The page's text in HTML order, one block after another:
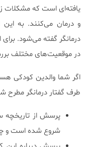
یافته‌ای است که مشکلات
و درمان می‌کنند. به این
درمانگر گفته می‌شود. برای
در موقعیت‌های مختلف
اگر شما والدین کودکی
طرف گفتار درمانگر مطرح
پرسش از تاریخچه
شروع شده است و